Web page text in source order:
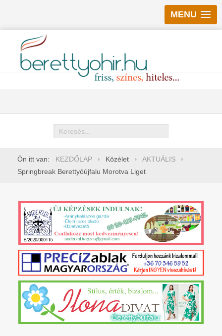
MENU
Keresés
Ön itt van: KEZDŐLAP Közélet
AKTUÁLIS
Springbreak Berettyóújfalu Morotva Liget